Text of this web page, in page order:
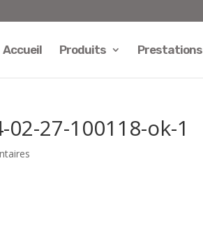
Accueil Produits Prestations
27-100118-ok-1